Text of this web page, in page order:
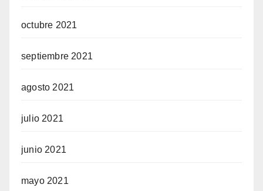
octubre 2021
septiembre 2021
agosto 2021
julio 2021
junio 2021
mayo 2021